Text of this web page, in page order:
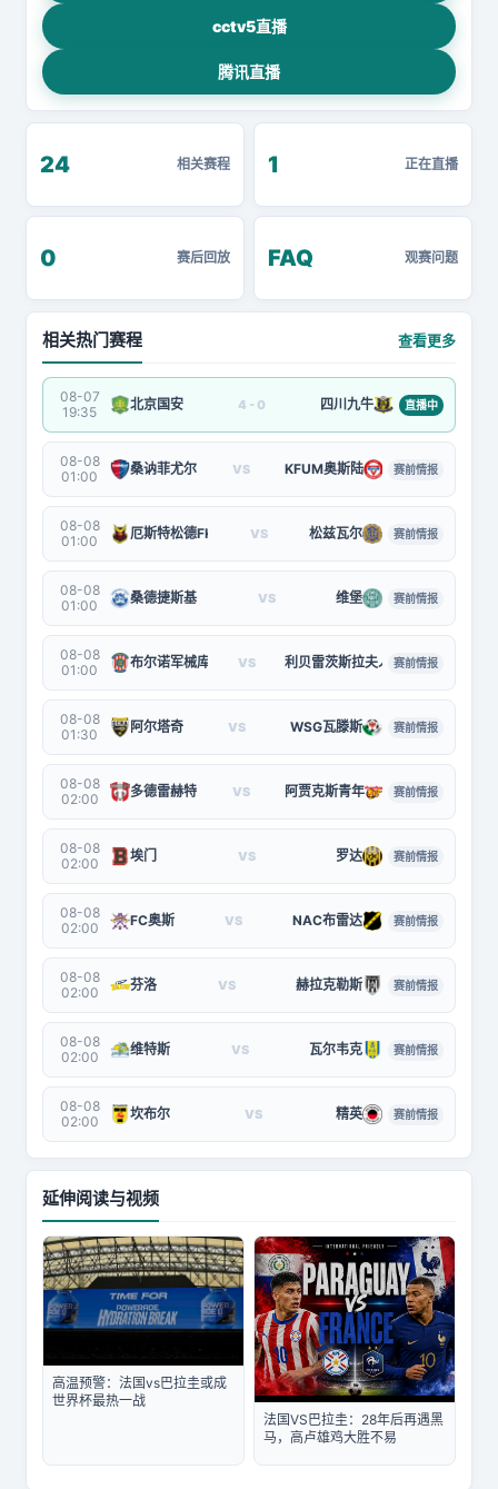
cctv5直播
腾讯直播
24 相关赛程 1 正在直播
0 赛后回放 FAQ 观赛问题
相关热门赛程 查看更多
08-07
19:35
北京国安 4 - 0 四川九牛 直播中
08-08
01:00
桑讷菲尤尔 VS KFUM奥斯陆 赛前情报
08-08
01:00
厄斯特松德FK VS 松兹瓦尔 赛前情报
08-08
01:00
桑德捷斯基 VS 维堡 赛前情报
08-08
01:00
布尔诺军械库 VS 利贝雷茨斯拉夫人 赛前情报
08-08
01:30
阿尔塔奇 VS WSG瓦滕斯 赛前情报
08-08
02:00
多德雷赫特 VS 阿贾克斯青年 赛前情报
08-08
02:00
埃门 VS 罗达 赛前情报
08-08
02:00
FC奥斯 VS NAC布雷达 赛前情报
08-08
02:00
芬洛 VS 赫拉克勒斯 赛前情报
08-08
02:00
维特斯 VS 瓦尔韦克 赛前情报
08-08
02:00
坎布尔 VS 精英 赛前情报
延伸阅读与视频
高温预警：法国vs巴拉圭或成
世界杯最热一战
法国VS巴拉圭：28年后再遇黑
马，高卢雄鸡大胜不易